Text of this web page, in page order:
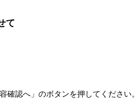
て
確認へ」のボタンを押してください。